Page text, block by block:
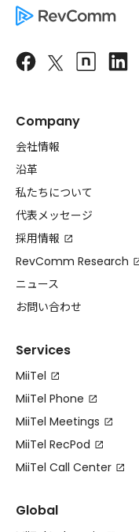
Company
会社情報
沿革
私たちについて
代表メッセージ
採用情報
RevComm Research
ニュース
お問い合わせ
Services
MiiTel
MiiTel Phone
MiiTel Meetings
MiiTel RecPod
MiiTel Call Center
Global